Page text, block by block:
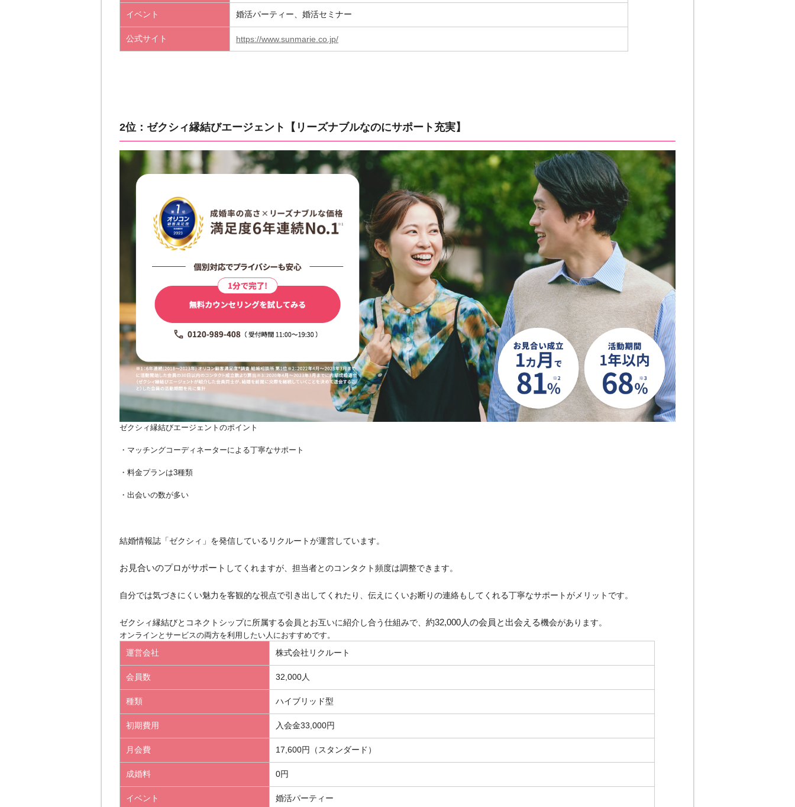
イベント 婚活パーティー、婚活セミナー
公式サイト https://www.sunmarie.co.jp/
2位：ゼクシィ縁結びエージェント【リーズナブルなのにサポート充実】
ゼクシィ縁結びエージェントのポイント
・マッチングコーディネーターによる丁寧なサポート
・料金プランは3種類
・出会いの数が多い
結婚情報誌「ゼクシィ」を発信しているリクルートが運営しています。
お見合いのプロがサポート してくれますが、担当者とのコンタクト頻度は調整できます。
自分では気づきにくい魅力を客観的な視点で引き出してくれたり、伝えにくいお断りの連絡もしてくれる丁寧なサポートがメリットです。
ゼクシィ縁結びとコネクトシップに所属する会員とお互いに紹介し合う仕組みで、 約32,000人の会員と出会える機会があります。
オンラインとサービスの両方を利用したい人におすすめです。
運営会社
株式会社リクルート
会員数 32,000人
種類 ハイブリッド型
初期費用 入会金33,000円
月会費 17,600円（スタンダード）
成婚料 0円
イベント 婚活パーティー